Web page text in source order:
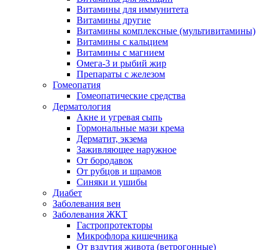
Витамины для иммунитета
Витамины другие
Витамины комплексные (мультивитамины)
Витамины с кальцием
Витамины с магнием
Омега-3 и рыбий жир
Препараты с железом
Гомеопатия
Гомеопатические средства
Дерматология
Акне и угревая сыпь
Гормональные мази крема
Дерматит, экзема
Заживляющее наружное
От бородавок
От рубцов и шрамов
Синяки и ушибы
Диабет
Заболевания вен
Заболевания ЖКТ
Гастропротекторы
Микрофлора кишечника
От вздутия живота (ветрогонные)